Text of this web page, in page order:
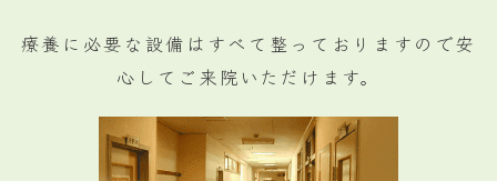
療養に必要な設備はすべて整っておりますので安
心してご来院いただけます。